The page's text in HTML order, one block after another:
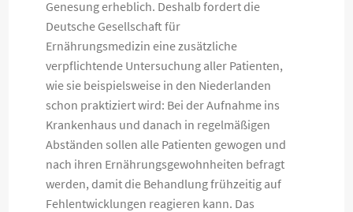
Genesung erheblich. Deshalb fordert die
Deutsche Gesellschaft für
Ernährungsmedizin eine zusätzliche
verpflichtende Untersuchung aller Patienten,
wie sie beispielsweise in den Niederlanden
schon praktiziert wird: Bei der Aufnahme ins
Krankenhaus und danach in regelmäßigen
Abständen sollen alle Patienten gewogen und
nach ihren Ernährungsgewohnheiten befragt
werden, damit die Behandlung frühzeitig auf
Fehlentwicklungen reagieren kann. Das